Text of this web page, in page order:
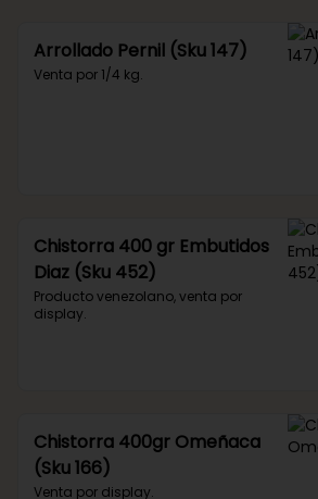
Arrollado Pernil (Sku 147)
Venta por 1/4 kg.
Chistorra 400 gr Embutidos
Diaz (Sku 452)
Producto venezolano, venta por
display.
Chistorra 400gr Omeñaca
(Sku 166)
Venta por display.